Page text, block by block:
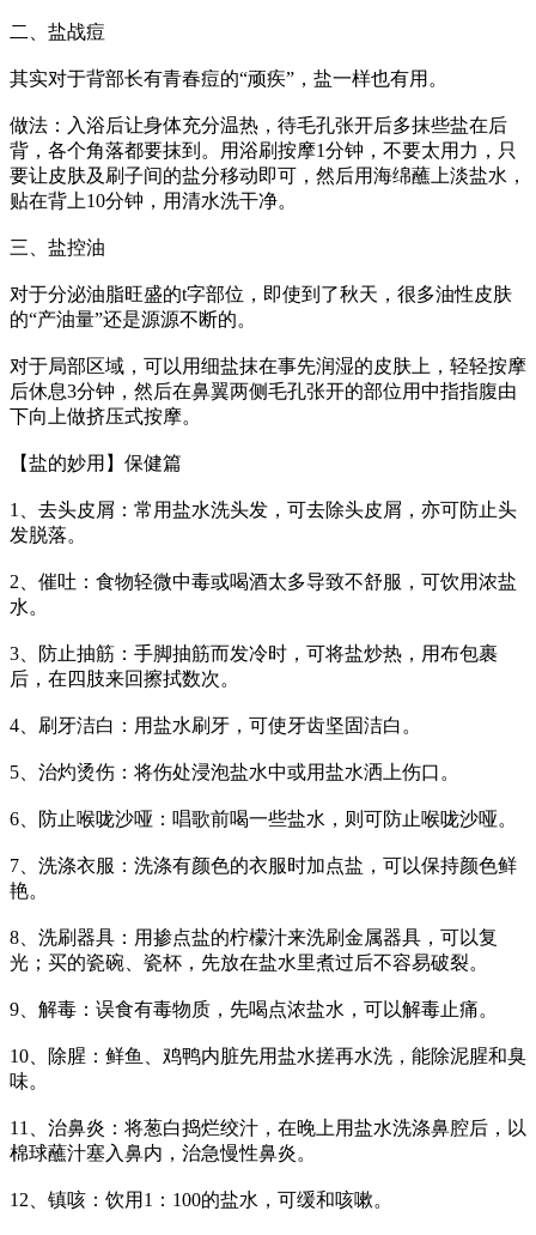
二、盐战痘
其实对于背部长有青春痘的“顽疾”，盐一样也有用。
做法：入浴后让身体充分温热，待毛孔张开后多抹些盐在后
背，各个角落都要抹到。用浴刷按摩1分钟，不要太用力，只
要让皮肤及刷子间的盐分移动即可，然后用海绵蘸上淡盐水，
贴在背上10分钟，用清水洗干净。
三、盐控油
对于分泌油脂旺盛的t字部位，即使到了秋天，很多油性皮肤
的“产油量”还是源源不断的。
对于局部区域，可以用细盐抹在事先润湿的皮肤上，轻轻按摩
后休息3分钟，然后在鼻翼两侧毛孔张开的部位用中指指腹由
下向上做挤压式按摩。
【盐的妙用】保健篇
1、去头皮屑：常用盐水洗头发，可去除头皮屑，亦可防止头
发脱落。
2、催吐：食物轻微中毒或喝酒太多导致不舒服，可饮用浓盐
水。
3、防止抽筋：手脚抽筋而发冷时，可将盐炒热，用布包裹
后，在四肢来回擦拭数次。
4、刷牙洁白：用盐水刷牙，可使牙齿坚固洁白。
5、治灼烫伤：将伤处浸泡盐水中或用盐水洒上伤口。
6、防止喉咙沙哑：唱歌前喝一些盐水，则可防止喉咙沙哑。
7、洗涤衣服：洗涤有颜色的衣服时加点盐，可以保持颜色鲜
艳。
8、洗刷器具：用掺点盐的柠檬汁来洗刷金属器具，可以复
光；买的瓷碗、瓷杯，先放在盐水里煮过后不容易破裂。
9、解毒：误食有毒物质，先喝点浓盐水，可以解毒止痛。
10、除腥：鲜鱼、鸡鸭内脏先用盐水搓再水洗，能除泥腥和臭
味。
11、治鼻炎：将葱白捣烂绞汁，在晚上用盐水洗涤鼻腔后，以
棉球蘸汁塞入鼻内，治急慢性鼻炎。
12、镇咳：饮用1：100的盐水，可缓和咳嗽。